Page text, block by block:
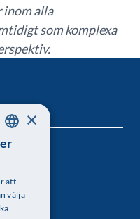
inom alla
som komplexa
4A
SWEDISH
×
att
välja